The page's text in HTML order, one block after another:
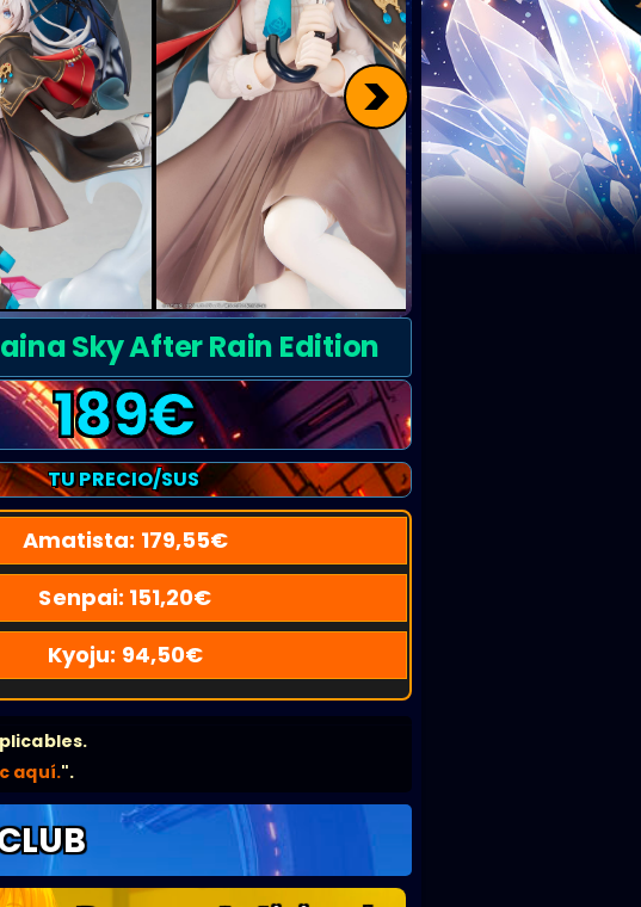
>
Sky After Rain Edition
189€
TU PRECIO/SUS
Amatista: 179,55€
Senpai: 151,20€
Kyoju: 94,50€
aquí.".